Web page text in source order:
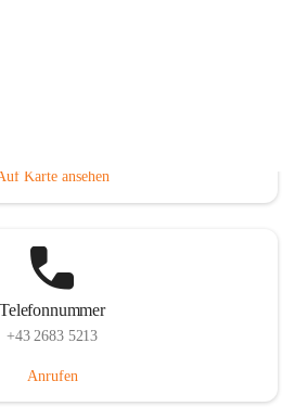
Karte ansehen
Telefonnummer
+43 2683 5213
Anrufen